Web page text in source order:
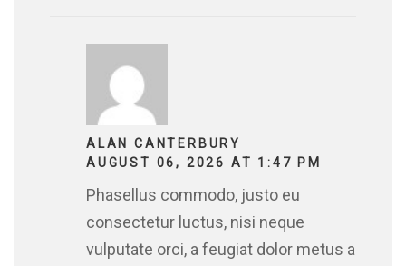
ALAN CANTERBURY
AUGUST 06, 2026 AT 1:47 PM
Phasellus commodo, justo eu
consectetur luctus, nisi neque
vulputate orci, a feugiat dolor metus a